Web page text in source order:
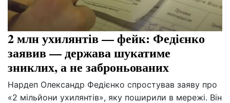
2 млн ухилянтів — фейк: Федієнко
заявив — держава шукатиме
зниклих, а не заброньованих
Нардеп Олександр Федієнко спростував заяву про
«2 мільйони ухилянтів», яку поширили в мережі. Він